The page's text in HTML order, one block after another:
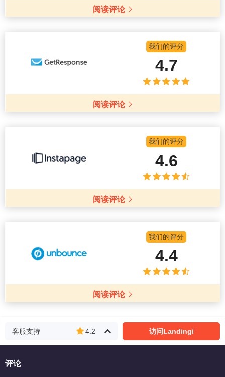
阅读评论
我们的评分
4.7
阅读评论
我们的评分
4.6
阅读评论
我们的评分
4.4
阅读评论
客服支持 4.2 访问Landingi
评论